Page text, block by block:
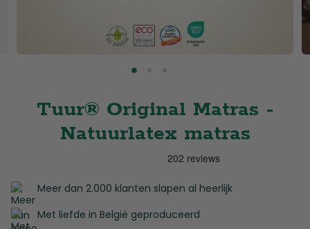
Tuur® Original Matras -
Natuurlatex matras
Meer dan 2.000 klanten slapen al heerlijk
Met liefde in België geproduceerd